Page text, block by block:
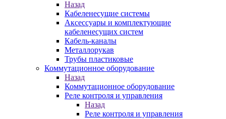
Назад
Кабеленесущие системы
Аксессуары и комплектующие
кабеленесущих систем
Кабель-каналы
Металлорукав
Трубы пластиковые
Коммутационное оборудование
Назад
Коммутационное оборудование
Реле контроля и управления
Назад
Реле контроля и управления